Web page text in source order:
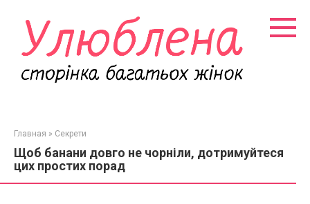
контенту
Главная » Секрети
Щоб банани довго не чорніли, дотримуйтеся
цих простих порад